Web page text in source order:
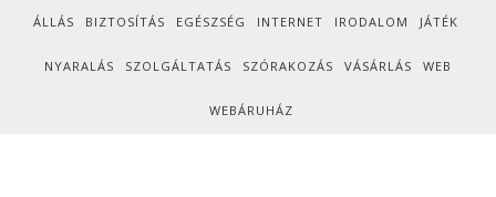
Skip to content
ÁLLÁS BIZTOSÍTÁS EGÉSZSÉG INTERNET IRODALOM JÁTÉK
NYARALÁS SZOLGÁLTATÁS SZÓRAKOZÁS VÁSÁRLÁS WEB
WEBÁRUHÁZ